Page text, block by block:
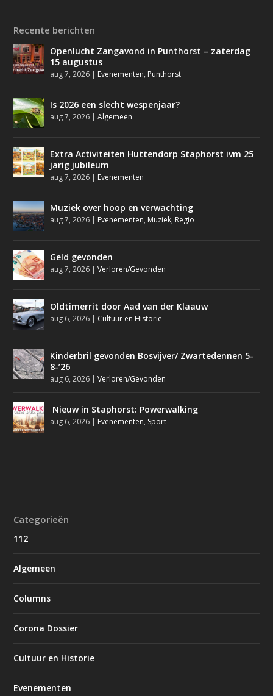
Recente berichten
Openlucht Zangavond in Punthorst – zaterdag
15 augustus
aug 7, 2026 | Evenementen, Punthorst
Is 2026 een slecht wespenjaar?
aug 7, 2026 |Algemeen
Extra Activiteiten Huttendorp Staphorst ivm 25
jarig jubileum
aug 7, 2026 | Evenementen
Muziek over hoop en verwachting
aug 7, 2026 | Evenementen, Muziek, Regio
Geld gevonden
aug 7, 2026 |Verloren/Gevonden
Oldtimerrit door Aad van der Klaauw
aug 6, 2026 | Cultuur en Historie
Kinderbril gevonden Bosvijver/ Zwartedennen 5-
8-’26
aug 6, 2026 |Verloren/Gevonden
Nieuw in Staphorst: Powerwalking
aug 6, 2026 | Evenementen, Sport
Categorieën
112
Algemeen
Columns
Corona Dossier
Cultuur en Historie
Evenementen